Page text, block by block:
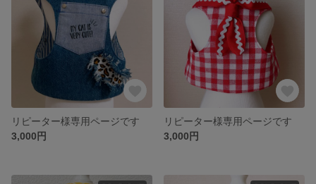
リピーター様専用ページです
3,000円
リピーター様専用ページです
3,000円